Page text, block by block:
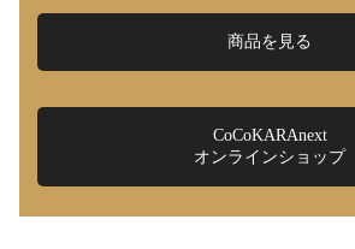
商品を見る
CoCoKARAnext
オンラインショップ